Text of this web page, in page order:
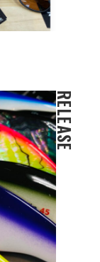
RELEASE